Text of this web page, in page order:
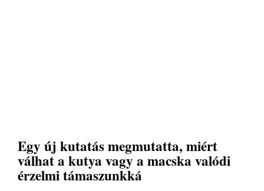
Egy új kutatás megmutatta, miért
válhat a kutya vagy a macska valódi
érzelmi támaszunkká